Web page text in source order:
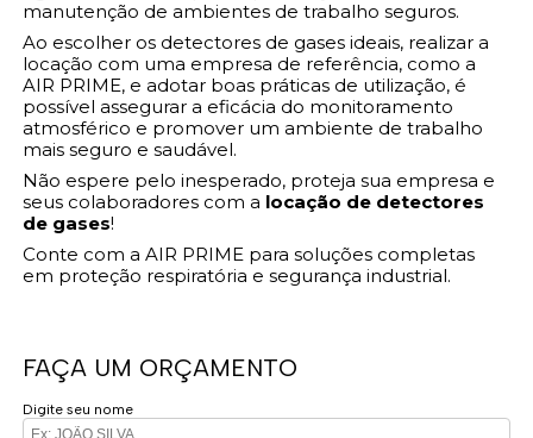
manutenção de ambientes de trabalho seguros.
Ao escolher os detectores de gases ideais, realizar a
locação com uma empresa de referência, como a
AIR PRIME, e adotar boas práticas de utilização, é
possível assegurar a eficácia do monitoramento
atmosférico e promover um ambiente de trabalho
mais seguro e saudável.
Não espere pelo inesperado, proteja sua empresa e
seus colaboradores com a locação de detectores
de gases!
Conte com a AIR PRIME para soluções completas
em proteção respiratória e segurança industrial.
FAÇA UM ORÇAMENTO
Digite seu nome